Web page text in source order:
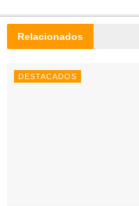
Relacionados
DESTACADOS